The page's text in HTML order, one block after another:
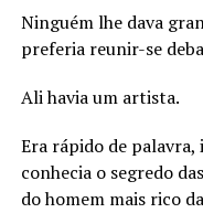
Ninguém lhe dava
preferia reunir-se
Ali havia um artista.
Era rápido de
conhecia o segredo
do homem mais rico